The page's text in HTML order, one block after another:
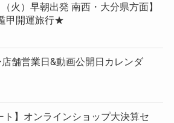
火）早朝出発 南西・大分県方面】
甲開運旅行★
舗営業日&動画公開日カレンダ
ト】オンラインショップ大決算セ